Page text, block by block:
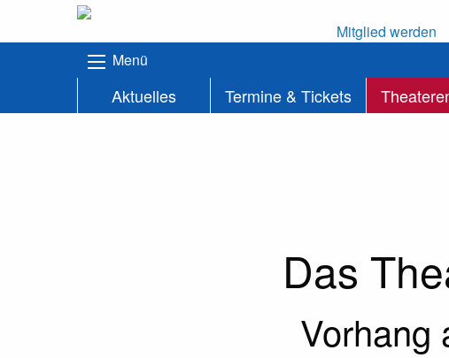
Mitglied werden
Menü
Aktuelles Termine & Tickets
Das
Vorhang